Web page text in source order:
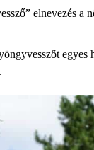
elnevezés a
egyes